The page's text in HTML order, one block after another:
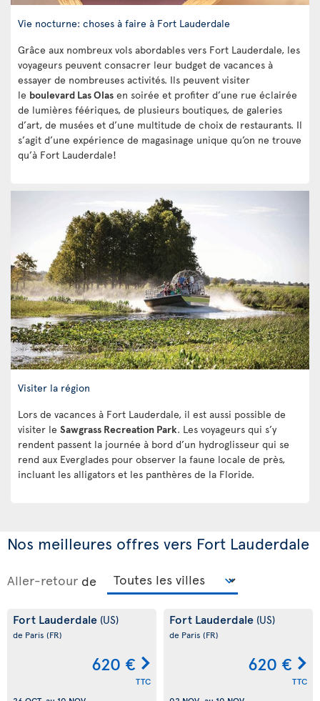
Vie nocturne: choses à faire à Fort Lauderdale
Grâce aux nombreux vols abordables vers Fort Lauderdale, les
voyageurs peuvent consacrer leur budget de vacances à
essayer de nombreuses activités. Ils peuvent visiter
le boulevard Las Olas en soirée et profiter d’une rue éclairée
de lumières féériques, de plusieurs boutiques, de galeries
d’art, de musées et d’une multitude de choix de restaurants. Il
s’agit d’une expérience de magasinage unique qu’on ne trouve
qu’à Fort Lauderdale!
Visiter la région
Lors de vacances à Fort Lauderdale, il est aussi possible de
visiter le Sawgrass Recreation Park. Les voyageurs qui s’y
rendent passent la journée à bord d’un hydroglisseur qui se
rend aux Everglades pour observer la faune locale de près,
incluant les alligators et les panthères de la Floride.
Nos meilleures offres vers Fort Lauderdale
Aller-retour de
Fort Lauderdale (US)
de Paris (FR)
620 €
TTC
Fort Lauderdale (US)
de Paris (FR)
620 €
TTC